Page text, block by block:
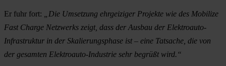
Er fuhr fort:
„Die Umsetzung ehrgeiziger Projekte wie des Mobilize
Fast Charge Netzwerks zeigt, dass der Ausbau der Elektroauto-
Infrastruktur in der Skalierungsphase ist – eine Tatsache, die von
der gesamten Elektroauto-Industrie sehr begrüßt wird.“